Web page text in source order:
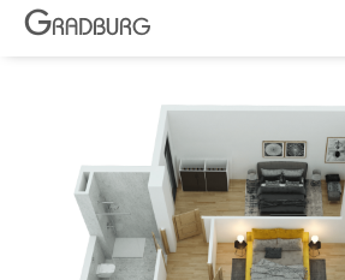
GRADBURG